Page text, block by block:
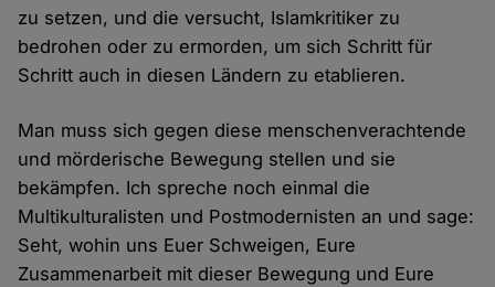
zu setzen, und die versucht, Islamkritiker zu
bedrohen oder zu ermorden, um sich Schritt für
Schritt auch in diesen Ländern zu etablieren.
Man muss sich gegen diese menschenverachtende
und mörderische Bewegung stellen und sie
bekämpfen. Ich spreche noch einmal die
Multikulturalisten und Postmodernisten an und sage:
Seht, wohin uns Euer Schweigen, Eure
Zusammenarbeit mit dieser Bewegung und Eure